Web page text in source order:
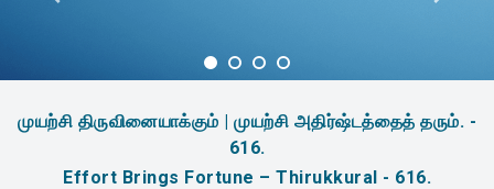
முயற்சி திருவினையாக்கும் | முயற்சி அதிர்ஷ்டத்தைத் தரும். -
616.
Effort Brings Fortune – Thirukkural - 616.